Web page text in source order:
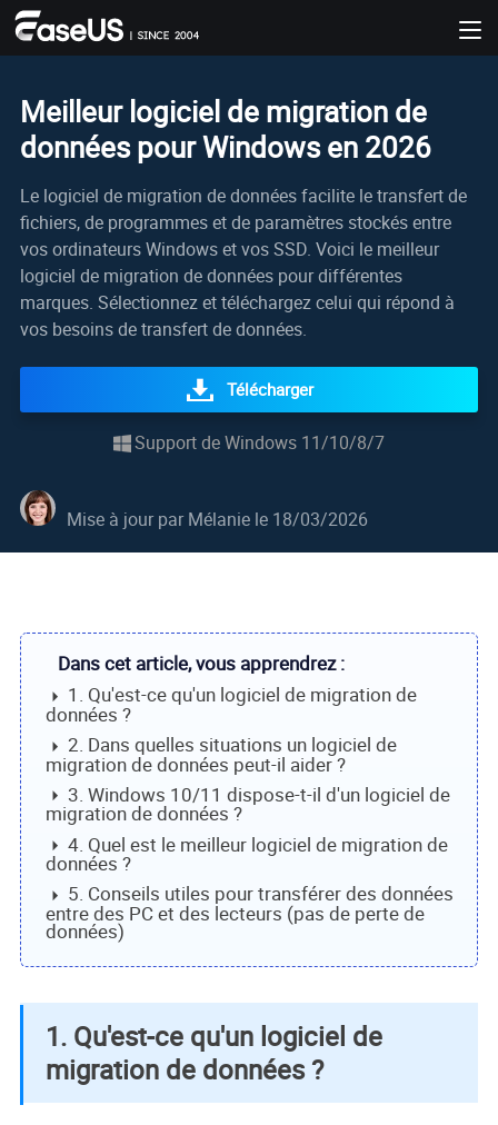
Meilleur logiciel de migration de
données pour Windows en 2026
Le logiciel de migration de données facilite le transfert de
fichiers, de programmes et de paramètres stockés entre
vos ordinateurs Windows et vos SSD. Voici le meilleur
logiciel de migration de données pour différentes
marques. Sélectionnez et téléchargez celui qui répond à
vos besoins de transfert de données.
Télécharger
Support de Windows 11/10/8/7
Mise à jour parMélaniele 18/03/2026
Dans cet article, vous apprendrez :
1. Qu'est-ce qu'un logiciel de migration de
données ?
2. Dans quelles situations un logiciel de
migration de données peut-il aider ?
3. Windows 10/11 dispose-t-il d'un logiciel de
migration de données ?
4. Quel est le meilleur logiciel de migration de
données ?
5. Conseils utiles pour transférer des données
entre des PC et des lecteurs (pas de perte de
données)
1. Qu'est-ce qu'un logiciel de
migration de données ?